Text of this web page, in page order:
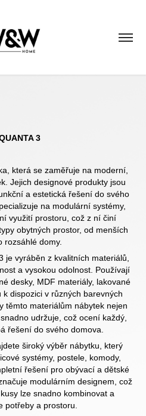
3
která se zaměřuje na moderní,
Jejich designové produkty jsou
a estetická řešení do svého
na modulární systémy,
využití prostoru, což z ní činí
obytných prostor, od menších
rozsáhlé domy.
je vyráběn z kvalitních materiálů,
a vysokou odolnost. Používají
desky, MDF materiály, lakované
dispozici v různých barevných
těmto materiálům nábytek nejen
udržuje, což ocení každý,
řešení do svého domova.
široký výběr nábytku, který
systémy, postele, komody,
řešení pro obývací a dětské
modulárním designem, což
lze snadno kombinovat a
potřeby a prostoru.